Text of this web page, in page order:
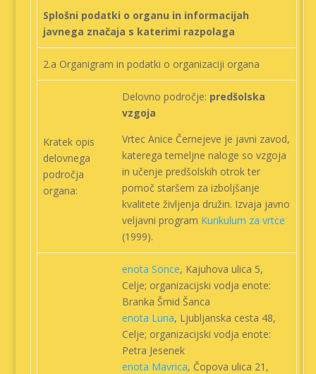
Splošni podatki o organu in informacijah
javnega značaja s katerimi razpolaga
2.a Organigram in podatki o organizaciji organa
Kratek opis
delovnega
področja
organa:
Delovno področje: predšolska
vzgoja
Vrtec Anice Černejeve je javni zavod,
katerega temeljne naloge so vzgoja
in učenje predšolskih otrok ter
pomoč staršem za izboljšanje
kvalitete življenja družin. Izvaja javno
veljavni program Kurikulum za vrtce
(1999).
enota Sonce, Kajuhova ulica 5,
Celje; organizacijski vodja enote:
Branka Šmid Šanca
enota Luna, Ljubljanska cesta 48,
Celje; organizacijski vodja enote:
Petra Jesenek
enota Mavrica, Čopova ulica 21,